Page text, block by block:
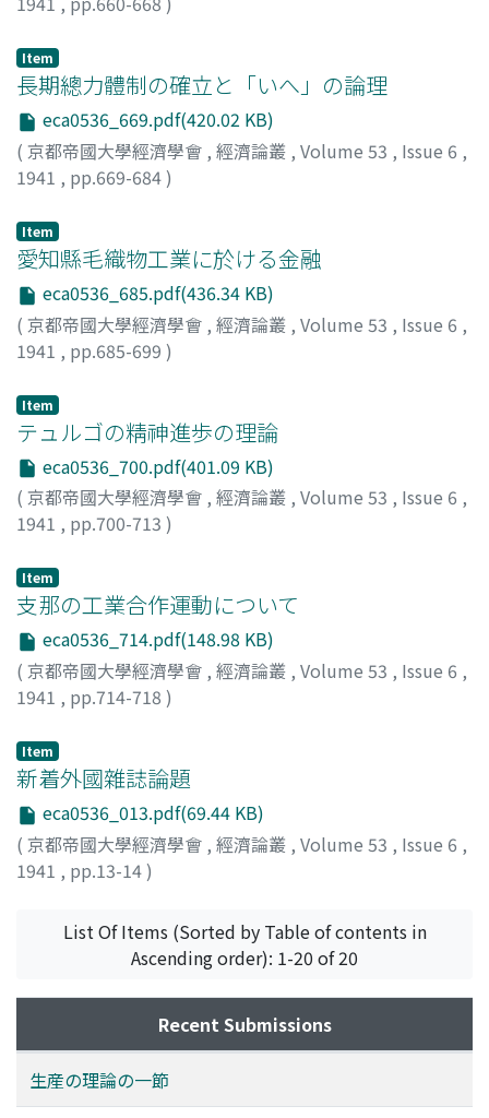
Item
長期總力體制の確立と「いへ」の論理
eca0536_669.pdf(420.02 KB)
( 京都帝國大學經濟學會 , 經濟論叢 , Volume 53 , Issue 6 ,
1941 , pp.669-684)
Item
愛知縣毛織物工業に於ける金融
eca0536_685.pdf(436.34 KB)
( 京都帝國大學經濟學會 , 經濟論叢 , Volume 53 , Issue 6 ,
1941 , pp.685-699 )
Item
テュルゴの精神進歩の理論
eca0536_700.pdf(401.09 KB)
( 京都帝國大學經濟學會 , 經濟論叢 , Volume 53 , Issue 6 ,
1941 , pp.700-713 )
Item
支那の工業合作運動について
eca0536_714.pdf(148.98 KB)
( 京都帝國大學經濟學會 , 經濟論叢 , Volume 53 , Issue 6 ,
1941 , pp.714-718 )
Item
新着外國雜誌論題
eca0536_013.pdf(69.44 KB)
( 京都帝國大學經濟學會 , 經濟論叢 , Volume 53 , Issue 6 ,
1941 , pp.13-14)
List Of Items (Sorted by Table of contents in
Ascending order): 1-20 of 20
Recent Submissions
生産の理論の一節